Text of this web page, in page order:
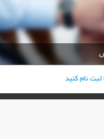
ثبت نام کنید